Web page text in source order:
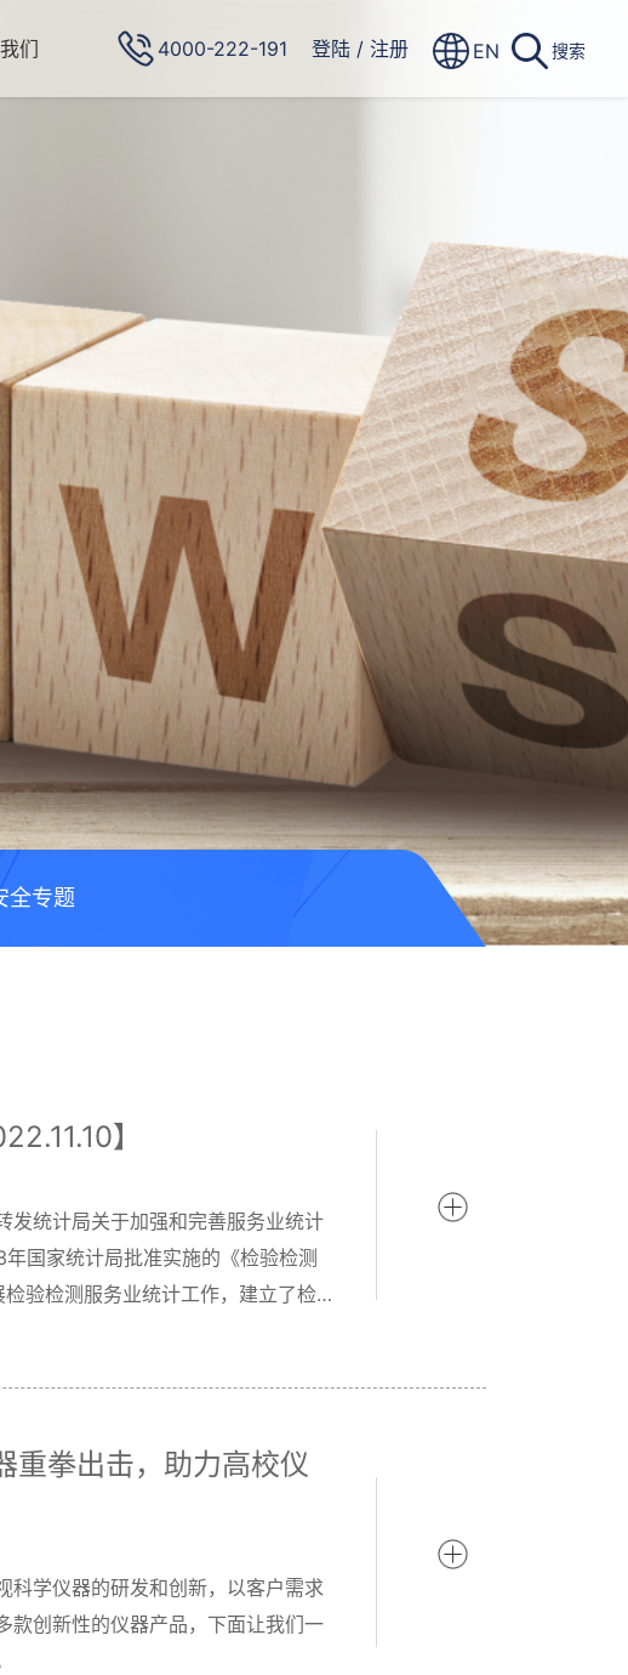
们 4000-222-191 登陆 / 注册 EN 搜索
全专题
】
发统计局关于加强和完善服务业统计
国家统计局批准实施的《检验检测
验检测服务业统计工作，建立了检
重拳出击，助力高校仪
科学仪器的研发和创新，以客户需求
款创新性的仪器产品，下面让我们一